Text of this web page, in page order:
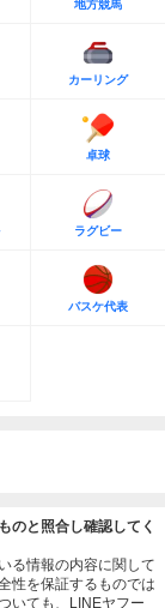
地方競馬
カーリング
卓球
ラグビー
バスケ代表
のと照合し確認してく
る情報の内容に関して
性を保証するものでは
いても、LINEヤフー